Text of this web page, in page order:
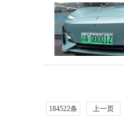
184522条 上一页